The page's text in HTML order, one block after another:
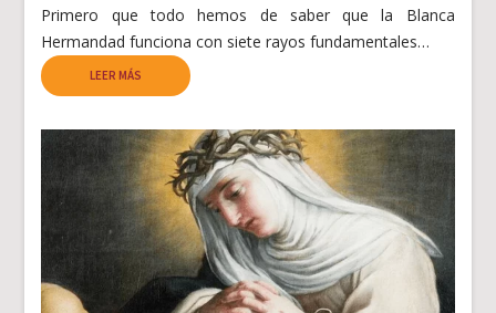
Primero que todo hemos de saber que la Blanca
Hermandad funciona con siete rayos fundamentales…
LEER MÁS